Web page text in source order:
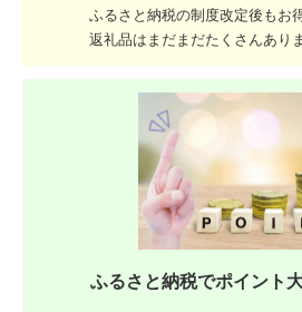
ふるさと納税の制度改定後もお
返礼品はまだまだたくさんあり
ふるさと納税でポイント